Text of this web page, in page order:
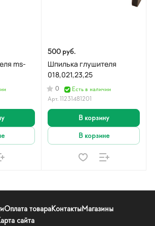
ms-
500 руб.
Шпилька глушителя
018,021,23,25
0
Есть в наличии
Арт.11231481201
В корзину
В корзине
Оплата товараКонтактыМагазины
сайта